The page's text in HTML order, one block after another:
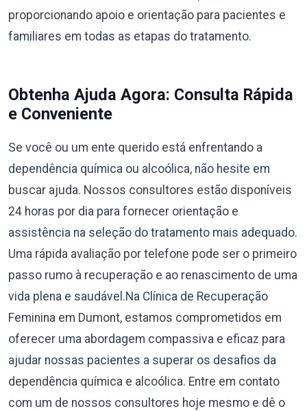
proporcionando apoio e orientação para pacientes e
familiares em todas as etapas do tratamento.
Obtenha Ajuda Agora: Consulta Rápida
e Conveniente
Se você ou um ente querido está enfrentando a
dependência química ou alcoólica, não hesite em
buscar ajuda. Nossos consultores estão disponíveis
24 horas por dia para fornecer orientação e
assistência na seleção do tratamento mais adequado.
Uma rápida avaliação por telefone pode ser o primeiro
passo rumo à recuperação e ao renascimento de uma
vida plena e saudável.Na Clínica de Recuperação
Feminina em Dumont, estamos comprometidos em
oferecer uma abordagem compassiva e eficaz para
ajudar nossas pacientes a superar os desafios da
dependência química e alcoólica. Entre em contato
com um de nossos consultores hoje mesmo e dê o